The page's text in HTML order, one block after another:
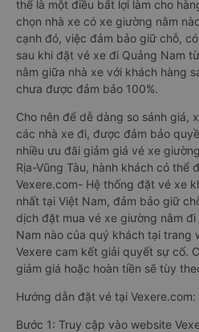
thể là một điều bất lợi làm cho
chọn nhà xe có xe giường nằm
cạnh đó, việc đảm bảo giữ chỗ,
sau khi đặt vé xe đi Quảng Nam
nằm giữa nhà xe với khách hàng
chưa được đảm bảo 100%.
Cho nên để dễ dàng so sánh giá,
các nhà xe đi, được đảm bảo
nhiều ưu đãi giảm giá vé xe
Rịa-Vũng Tàu, hành khách có thể
Vexere.com- Hệ thống đặt vé xe
nhất tại Việt Nam, đảm bảo giữ
dịch đặt mua vé xe giường nằm đi
Nam nào của quý khách tại trang
Vexere cam kết giải quyết sự cố.
giảm giá hoặc hoàn tiền sẽ tùy
Hướng dẫn đặt vé tại Vexere.com:
Bước 1: Truy cập vào website